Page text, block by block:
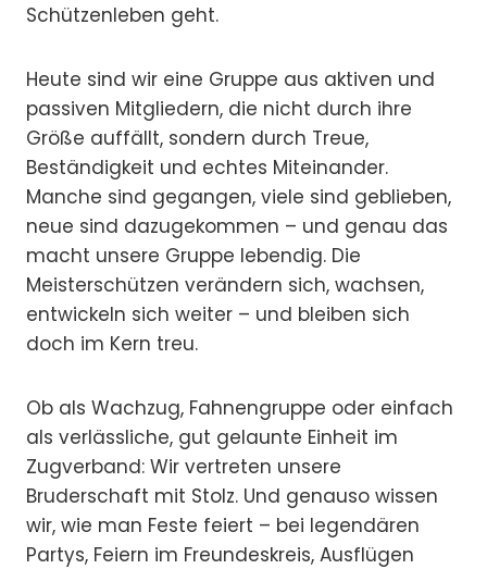
Schützenleben geht.
Heute sind wir eine Gruppe aus aktiven und
passiven Mitgliedern, die nicht durch ihre
Größe auffällt, sondern durch Treue,
Beständigkeit und echtes Miteinander.
Manche sind gegangen, viele sind geblieben,
neue sind dazugekommen – und genau das
macht unsere Gruppe lebendig. Die
Meisterschützen verändern sich, wachsen,
entwickeln sich weiter – und bleiben sich
doch im Kern treu.
Ob als Wachzug, Fahnengruppe oder einfach
als verlässliche, gut gelaunte Einheit im
Zugverband: Wir vertreten unsere
Bruderschaft mit Stolz. Und genauso wissen
wir, wie man Feste feiert – bei legendären
Partys, Feiern im Freundeskreis, Ausflügen